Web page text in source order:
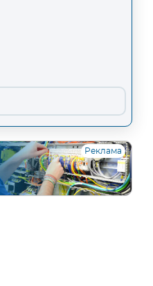
Реклама